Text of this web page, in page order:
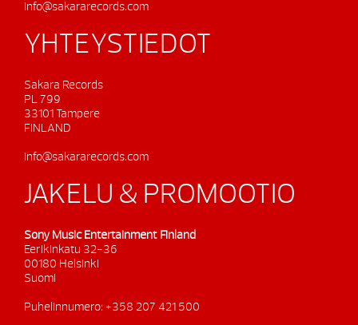
info@sakararecords.com
YHTEYSTIEDOT
Sakara Records
PL 799
33101 Tampere
FINLAND
info@sakararecords.com
JAKELU & PROMOOTIO
Sony Music Entertainment Finland
Eerikinkatu 32-36
00180 Helsinki
Suomi
Puhelinnumero: +358 207 421 500